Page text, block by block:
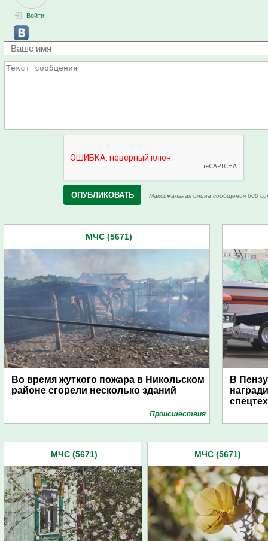
Войти
Максимальная длина сообщения 600
МЧС (5671)
Во время жуткого пожара в Никольском
районе сгорели несколько зданий
Проиcшествия
В
МЧС (5671) МЧС (5671)